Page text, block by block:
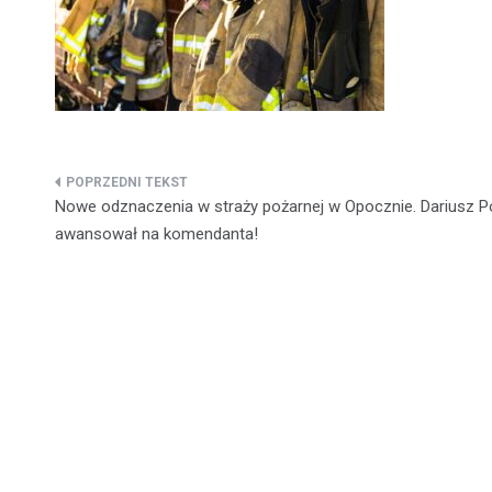
Nawigacja
wpisu
Nowe odznaczenia w straży pożarnej w Opocznie. Dariusz
awansował na komendanta!